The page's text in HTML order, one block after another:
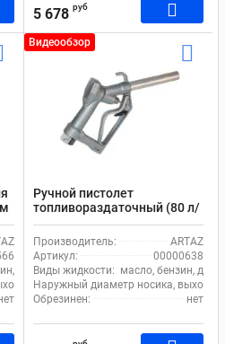
5 678 руб
масло
отверстие (излив), мм: 25
Видеообзор
Ручной пистолет
топливораздаточный (80 л/
мин, BSPT 1")
Производитель:
ARTAZ
Артикул:
00000638
Виды жидкости: масло, бензин,
Наружный диаметр носика,
Обрезинен:
нет